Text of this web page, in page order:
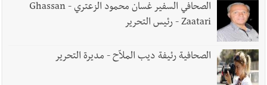
الصحافي السفير غسان محمود الزعتري - Ghassan
Zaatari - رئيس التحرير
الصحافية رئيفة ديب الملاّح - مديرة التحرير